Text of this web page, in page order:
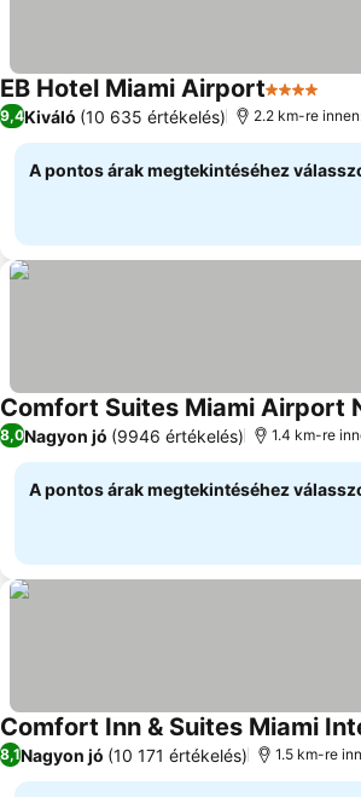
EB Hotel Miami Airport4 Kategória
9,4Kiváló (10 635 értékelés) 2.2 km-re
A pontos árak megtekintéséhez
Comfort Suites Miami Airport
8,0Nagyon jó (9946 értékelés) 1.4 km-re
A pontos árak megtekintéséhez
Comfort Inn & Suites Miami
8,1Nagyon jó (10 171 értékelés) 1.5 km-re